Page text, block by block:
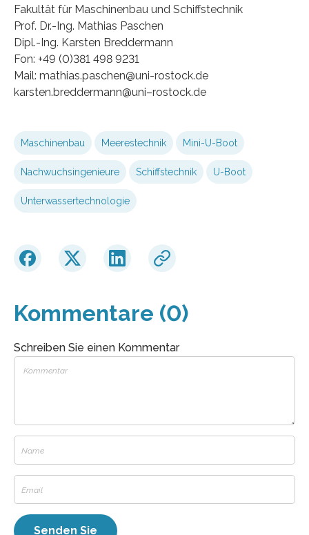
Fakultät für Maschinenbau und Schiffstechnik
Prof. Dr.-Ing. Mathias Paschen
Dipl.-Ing. Karsten Breddermann
Fon: +49 (0)381 498 9231
Mail: mathias.paschen@uni-rostock.de
karsten.breddermann@uni–rostock.de
Maschinenbau Meerestechnik Mini-U-Boot
Nachwuchsingenieure Schiffstechnik U-Boot
Unterwassertechnologie
Kommentare (0)
Schreiben Sie einen Kommentar